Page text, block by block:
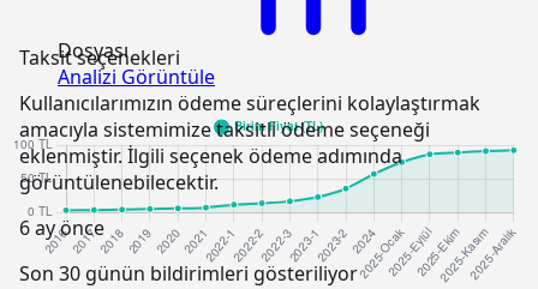
Taksit seçenekleri
Kullanıcılarımızın ödeme süreçlerini kolaylaştırmak
amacıyla sistemimize taksitli ödeme seçeneği
eklenmiştir. İlgili seçenek ödeme adımında
görüntülenebilecektir.
6 ay önce
Son 30 günün bildirimleri gösteriliyor
Dosyası
Analizi Görüntüle